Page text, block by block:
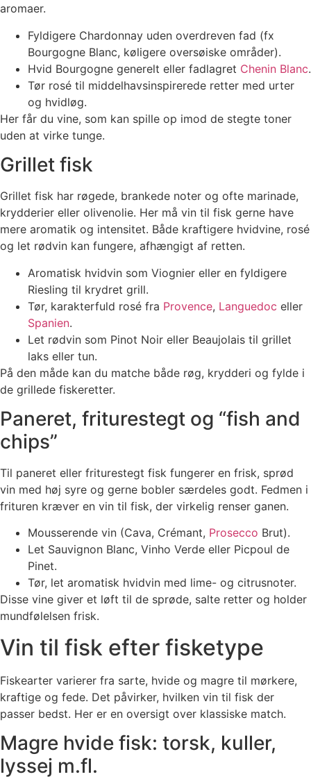
aromaer.
Fyldigere Chardonnay uden overdreven fad (fx
Bourgogne Blanc, køligere oversøiske områder).
Hvid Bourgogne generelt eller fadlagret Chenin Blanc.
Tør rosé til middelhavsinspirerede retter med urter
og hvidløg.
Her får du vine, som kan spille op imod de stegte toner
uden at virke tunge.
Grillet fisk
Grillet fisk har røgede, brankede noter og ofte marinade,
krydderier eller olivenolie. Her må vin til fisk gerne have
mere aromatik og intensitet. Både kraftigere hvidvine, rosé
og let rødvin kan fungere, afhængigt af retten.
Aromatisk hvidvin som Viognier eller en fyldigere
Riesling til krydret grill.
Tør, karakterfuld rosé fra Provence, Languedoc eller
Spanien.
Let rødvin som Pinot Noir eller Beaujolais til grillet
laks eller tun.
På den måde kan du matche både røg, krydderi og fylde i
de grillede fiskeretter.
Paneret, friturestegt og “fish and
chips”
Til paneret eller friturestegt fisk fungerer en frisk, sprød
vin med høj syre og gerne bobler særdeles godt. Fedmen i
frituren kræver en vin til fisk, der virkelig renser ganen.
Mousserende vin (Cava, Crémant, Prosecco Brut).
Let Sauvignon Blanc, Vinho Verde eller Picpoul de
Pinet.
Tør, let aromatisk hvidvin med lime- og citrusnoter.
Disse vine giver et løft til de sprøde, salte retter og holder
mundfølelsen frisk.
Vin til fisk efter fisketype
Fiskearter varierer fra sarte, hvide og magre til mørkere,
kraftige og fede. Det påvirker, hvilken vin til fisk der
passer bedst. Her er en oversigt over klassiske match.
Magre hvide fisk: torsk, kuller,
lyssej m.fl.